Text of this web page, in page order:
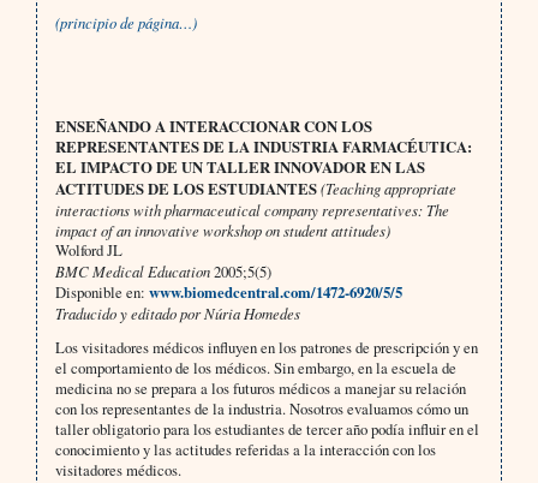
(principio de página…)
ENSEÑANDO A INTERACCIONAR CON LOS
REPRESENTANTES DE LA INDUSTRIA FARMACÉUTICA:
EL IMPACTO DE UN TALLER INNOVADOR EN LAS
ACTITUDES DE LOS ESTUDIANTES(Teaching appropriate
interactions with pharmaceutical company representatives: The
impact of an innovative workshop on student attitudes)
Wolford JL
BMC Medical Education2005;5(5)
Disponible en: www.biomedcentral.com/1472-6920/5/5
Traducido y editado por Núria Homedes
Los visitadores médicos influyen en los patrones de prescripción y en
el comportamiento de los médicos. Sin embargo, en la escuela de
medicina no se prepara a los futuros médicos a manejar su relación
con los representantes de la industria. Nosotros evaluamos cómo un
taller obligatorio para los estudiantes de tercer año podía influir en el
conocimiento y las actitudes referidas a la interacción con los
visitadores médicos.